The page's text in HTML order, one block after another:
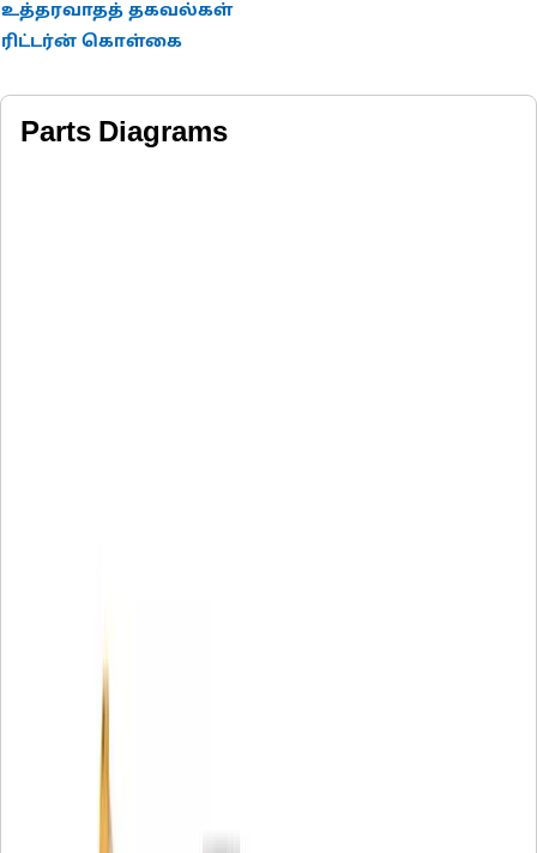
உத்தரவாதத் தகவல்கள்
ரிட்டர்ன் கொள்கை
Parts Diagrams